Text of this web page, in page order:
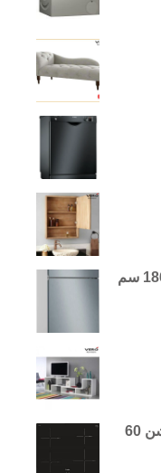
ثلاجة قائمة بذاتها بمجمد علوي 186x70 سم
Bosch مسطح كهرباء بلت إن اندكشن 60